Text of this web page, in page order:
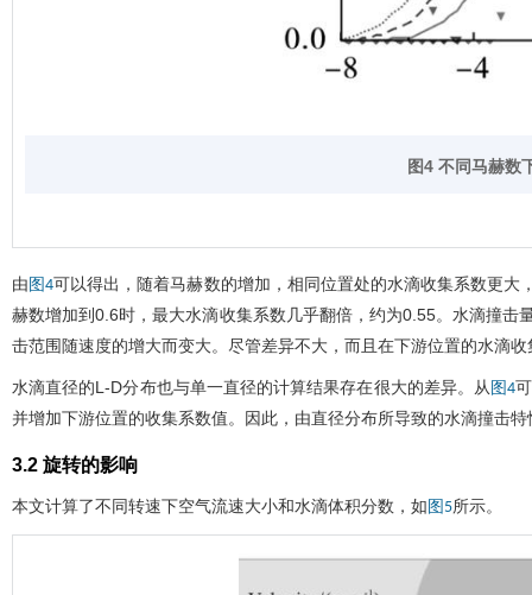
图4 不同马赫数
由 图4可以得出，随着马赫数的增加，相同位置处的水滴收集系数更
赫数增加到0.6时，最大水滴收集系数几乎翻倍，约为0.55。水滴撞击
击范围随速度的增大而变大。尽管差异不大，而且在下游位置的水滴
水滴直径的L-D分布也与单一直径的计算结果存在很大的差异。从 图4
并增加下游位置的收集系数值。因此，由直径分布所导致的水滴撞击
3.2 旋转的影响
本文计算了不同转速下空气流速大小和水滴体积分数，如 图5所示。